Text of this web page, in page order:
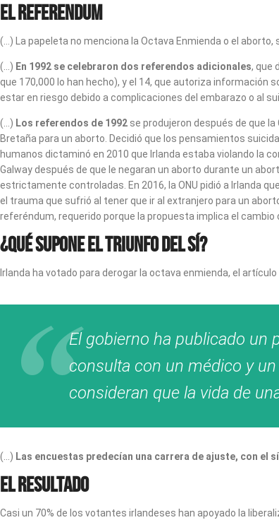
El referendum
(…) La papeleta no menciona la Octava Enmienda o el aborto,
(…) En 1992 se celebraron dos referendos adicionales, que
que 170,000 lo han hecho), y el 14, que autoriza información
estar en riesgo debido a complicaciones del embarazo o al
(…) Los referendos de 1992 se produjeron después de que
Bretaña para un aborto. Decidió que los pensamientos
humanos dictaminó en 2010 que Irlanda estaba violando la
Galway después de que le negaran un aborto durante un
estrictamente controladas. En 2016, la ONU pidió a Irlanda
el trauma que sufrió al tener que ir al extranjero para un
referéndum, requerido porque la propuesta implica el
¿Qué supone el triunfo del sí?
Irlanda ha votado para derogar la octava enmienda, el
El gobierno ha publicado un
consulta con un médico y
consideran que la vida de
(…) Las encuestas predecían una carrera de ajuste, con el
El resultado
Casi un 70% de los votantes irlandeses han apoyado la